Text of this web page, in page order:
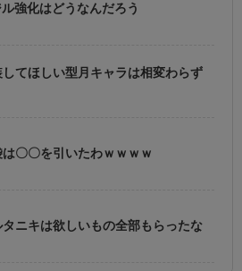
ル強化はどうなんだろう
してほしい型月キャラは相変わらず
は〇〇を引いたわｗｗｗｗ
タニキは欲しいもの全部もらったな